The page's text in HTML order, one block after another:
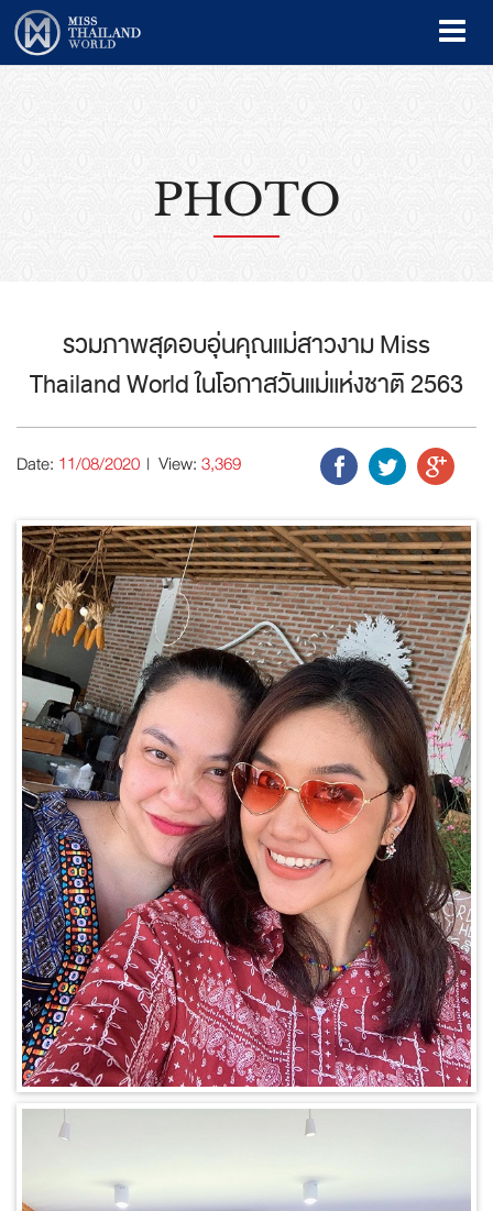
PHOTO
รวมภาพสุดอบอุ่นคุณแม่สาวงาม Miss
Thailand World ในโอกาสวันแม่แห่งชาติ 2563
Date: 11/08/2020 | View:3,369